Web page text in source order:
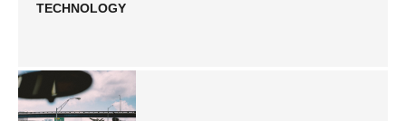
TECHNOLOGY